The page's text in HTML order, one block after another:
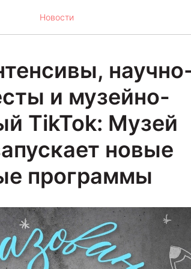
Новости
и музейно-
TikTok: Музей
новые
программы